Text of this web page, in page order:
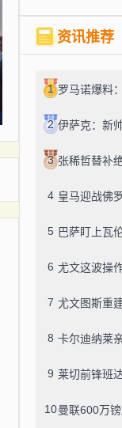
资讯推荐
1 罗马诺爆料
2
3
4
5
6
7
8
9
10